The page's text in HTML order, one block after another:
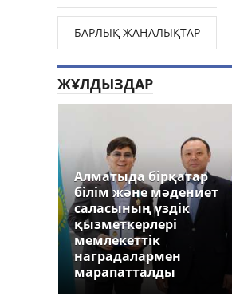
БАРЛЫҚ ЖАҢАЛЫҚТАР
ЖҰЛДЫЗДАР
Алматыда бірқатар
білім және мәдениет
саласының үздік
қызметкерлері
мемлекеттік
наградалармен
марапатталды